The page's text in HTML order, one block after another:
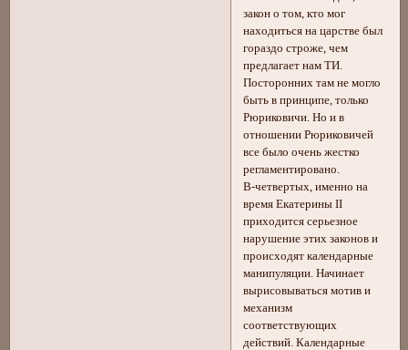
закон о том, кто мог
находиться на царстве был
гораздо строже, чем
предлагает нам ТИ.
Посторонних там не могло
быть в принципе, только
Рюриковичи. Но и в
отношении Рюриковичей
все было очень жестко
регламентировано.
В-четвертых, именно на
время Екатерины II
приходится серьезное
нарушение этих законов и
происходят календарные
манипуляции. Начинает
вырисовываться мотив и
механизм
соответствующих
действий. Календарные